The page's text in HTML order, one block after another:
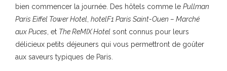
bien commencer la journée. Des hôtels comme le Pullman
Paris Eiffel Tower Hotel hotelF1 Paris Saint-Ouen – Marché
aux Puces , et The ReMIX Hotel sont connus pour leurs
délicieux petits déjeuners qui vous permettront de goûter
aux saveurs typiques de Paris.